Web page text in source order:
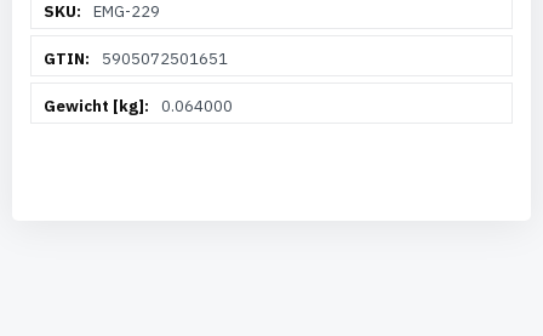
informatieEMG-229
5905072501651
0.064000